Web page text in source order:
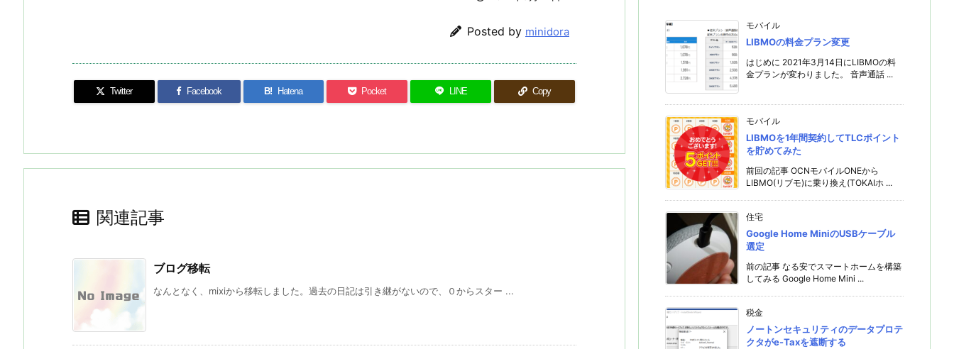
Posted by minidora
Twitter Facebook B! Hatena Pocket LINE Copy
関連記事
ブログ移転
なんとなく、mixiから移転しました。過去の日記は引き継がないので、０からスター ...
モバイル
LIBMOの料金プラン変更
はじめに 2021年3月14日にLIBMOの料
金プランが変わりました。 音声通話 ...
モバイル
LIBMOを1年間契約してTLCポイント
を貯めてみた
前回の記事 OCNモバイルONEから
LIBMO(リブモ)に乗り換え(TOKAIホ ...
住宅
Google Home MiniのUSBケーブル
選定
前の記事 なる安でスマートホームを構築
してみる Google Home Mini ...
税金
ノートンセキュリティのデータプロテ
クタがe-Taxを遮断する